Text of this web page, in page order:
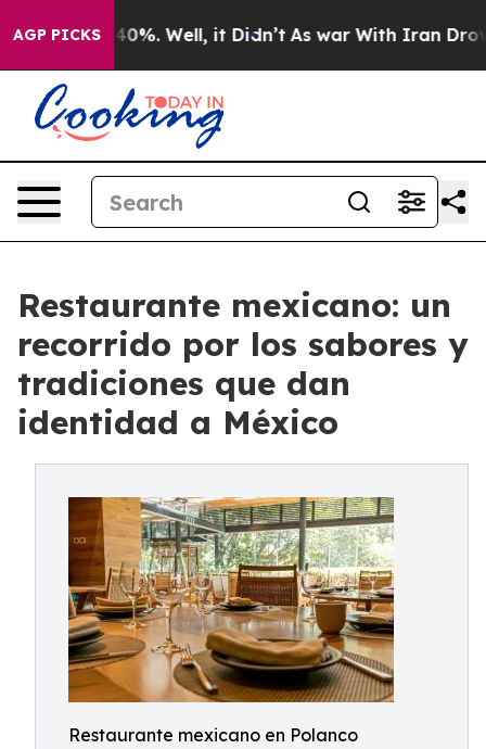
AGP PICKS
40%. Well, it Didn’t As war With Iran Drove oil
Restaurante mexicano: un
recorrido por los sabores y
tradiciones que dan
identidad a México
Restaurante mexicano en Polanco